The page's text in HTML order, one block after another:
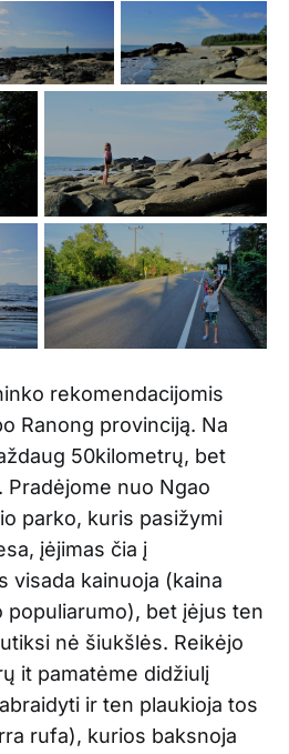
rekomendacijomis
Ranong provinciją. Na
50kilometrų, bet
nuo Ngao
parko, kuris pasižymi
įėjimas čia į
visada kainuoja (kaina
populiarumo), bet įėjus ten
nė šiukšlės. Reikėjo
it pamatėme didžiulį
ir ten plaukioja tos
rufa), kurios baksnoja